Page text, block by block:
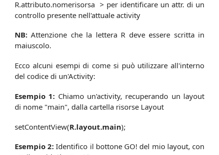
R.attributo.nomerisorsa > per identificare un attr. di un
controllo presente nell'attuale activity
NB:Attenzione che la lettera R deve essere scritta in
maiuscolo.
Ecco alcuni esempi di come si può utilizzare all'interno
del codice di un'Activity:
Esempio 1: Chiamo un'activity, recuperando un layout
di nome "main", dalla cartella risorse Layout
setContentView(R.layout.main);
Esempio 2: Identifico il bottone GO! del mio layout, con